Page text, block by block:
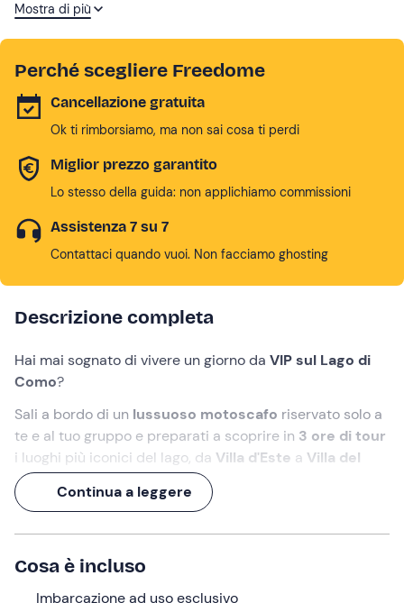
aperitivi al tramonto e noleggio barche per esplorare in
tua avventura su misura!
Mostra di più
Perché scegliere Freedome
Cancellazione gratuita
Ok ti rimborsiamo, ma non sai cosa ti perdi
Miglior prezzo garantito
Lo stesso della guida: non applichiamo commissioni
Assistenza 7 su 7
Contattaci quando vuoi. Non facciamo ghosting
Descrizione completa
Hai mai sognato di vivere un giorno da VIP sul Lago di
Como?
Sali a bordo di un lussuoso motoscafo riservato solo a
te e al tuo gruppo e preparati a scoprire in 3 ore di tour
i luoghi più iconici del lago, da Villa d'Este a Villa del
Balbianellofino alla suggestiva
Scendi aBellagio, la"Perla del Lago di Como"
esplorarla in autonomia e concediti unbrindisia bordo
in una delle cornici più incantevoli del lago.
Cosa faremo
Continua a leggere
Cosa è incluso
Imbarcazione ad uso esclusivo